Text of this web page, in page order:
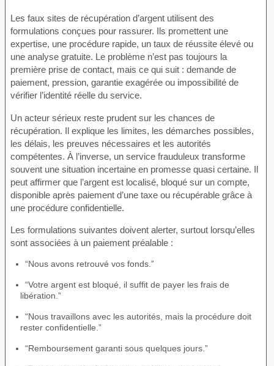
Les faux sites de récupération d’argent utilisent des
formulations conçues pour rassurer. Ils promettent une
expertise, une procédure rapide, un taux de réussite élevé ou
une analyse gratuite. Le problème n’est pas toujours la
première prise de contact, mais ce qui suit : demande de
paiement, pression, garantie exagérée ou impossibilité de
vérifier l’identité réelle du service.
Un acteur sérieux reste prudent sur les chances de
récupération. Il explique les limites, les démarches possibles,
les délais, les preuves nécessaires et les autorités
compétentes. À l’inverse, un service frauduleux transforme
souvent une situation incertaine en promesse quasi certaine. Il
peut affirmer que l’argent est localisé, bloqué sur un compte,
disponible après paiement d’une taxe ou récupérable grâce à
une procédure confidentielle.
Les formulations suivantes doivent alerter, surtout lorsqu’elles
sont associées à un paiement préalable :
“Nous avons retrouvé vos fonds.”
“Votre argent est bloqué, il suffit de payer les frais de
libération.”
“Nous travaillons avec les autorités, mais la procédure doit
rester confidentielle.”
“Remboursement garanti sous quelques jours.”